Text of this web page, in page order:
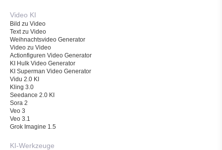
Video KI
Bild zu Video
Text zu Video
Weihnachtsvideo Generator
Video zu Video
Actionfiguren Video Generator
KI Hulk Video Generator
KI Superman Video Generator
Vidu 2.0 KI
Kling 3.0
Seedance 2.0 KI
Sora 2
Veo 3
Veo 3.1
Grok Imagine 1.5
KI-Werkzeuge